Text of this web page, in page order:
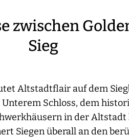
zwischen
Sieg
Altstadtflair auf dem
Schloss, dem
in der
Siegen überall an den